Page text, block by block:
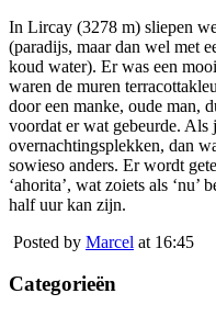
In Lircay (3278 m) sliepen
(paradijs, maar dan wel met
koud water). Er was een
waren de muren
door een manke, oude man,
voordat er wat gebeurde. Als
overnachtingsplekken, dan
sowieso anders. Er wordt
‘ahorita’, wat zoiets als ‘nu’
half uur kan zijn.
Posted by Marcel at 16:45
Categorieën